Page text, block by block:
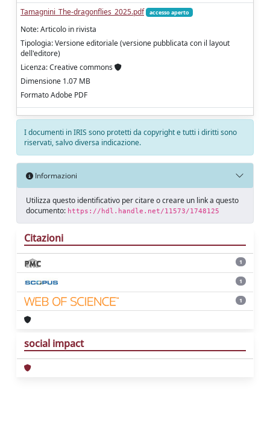
Tamagnini_The-dragonflies_2025.pdf
accesso aperto
Note: Articolo in rivista
Tipologia: Versione editoriale (versione pubblicata con il layout
dell'editore)
Licenza: Creative commons
Dimensione 1.07 MB
Formato Adobe PDF
I documenti in IRIS sono protetti da copyright e tutti i diritti sono
riservati, salvo diversa indicazione.
Informazioni
Utilizza questo identificativo per citare o creare un link a questo
documento: https://hdl.handle.net/11573/1748125
Citazioni
1
1
1
social impact